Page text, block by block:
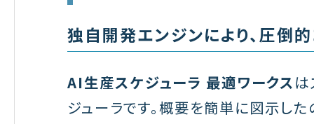
独自開発エンジンにより、圧倒
AI生産スケジューラ 最適ワークスは
ジューラです。概要を簡単に図示した